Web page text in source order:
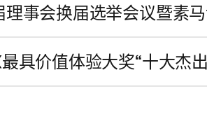
事会换届选举会议暨素
具价值体验大奖“十大杰